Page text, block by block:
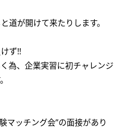
道が開けて来たりします。
ず!!
為、企業実習に初チャレンジ
マッチング会”の面接があり